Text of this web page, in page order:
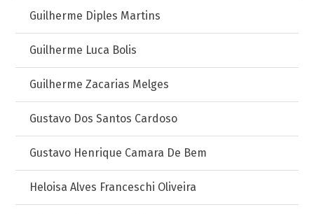
Guilherme Diples Martins
Guilherme Luca Bolis
Guilherme Zacarias Melges
Gustavo Dos Santos Cardoso
Gustavo Henrique Camara De Bem
Heloisa Alves Franceschi Oliveira